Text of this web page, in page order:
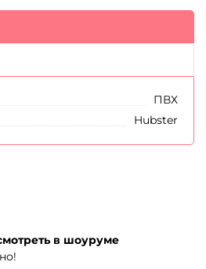
ПВХ
Hubster
в шоуруме